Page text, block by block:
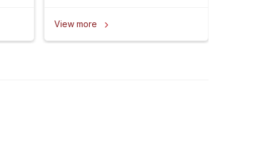
View more 